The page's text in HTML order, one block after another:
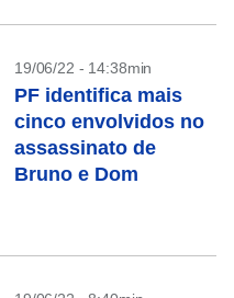
19/06/22 - 14:38min
PF identifica mais
cinco envolvidos no
assassinato de
Bruno e Dom